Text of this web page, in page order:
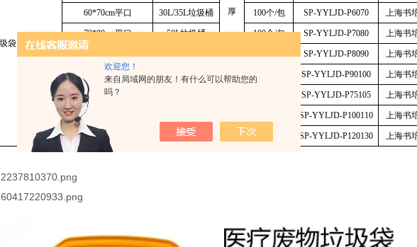
欢迎您！
来自局域网的朋友！有什么可以帮助您的
吗？
厚
袋（平口）
60*70cm平口 30L/35L垃圾桶 100个/包 SP-YYLJD-P6070 上海书
70*80cm平口 50L垃圾桶 100个/包 SP-YYLJD-P7080 上海书
SP-YYLJD-P8090 上海书
90*100cm特厚平口 100L垃圾桶 50个/包 SP-YYLJD-P90100 上海书
75*105cm平口 SP-YYLJD-P75105 上海书
100*110cm平口特厚 SP-YYLJD-P100110 上海书
120*130cm平口特厚 240L垃圾桶 50个/包 SP-YYLJD-P120130 上海书